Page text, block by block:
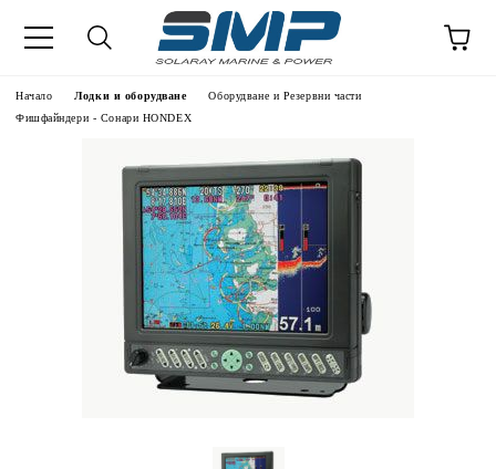
Начало Лодки и оборудване
Оборудване и Резервни части
Фишфайндери - Сонари HONDEX